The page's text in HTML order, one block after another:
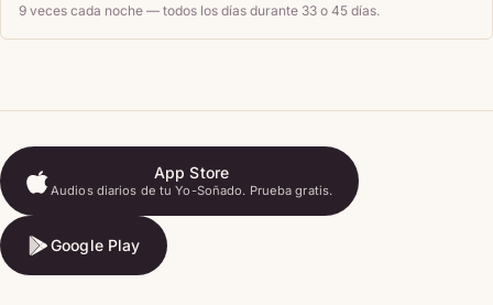
9 veces cada noche — todos los días durante 33 o 45 días.
App Store
Audios diarios de tu Yo-Soñado. Prueba gratis.
App Store
Google Play
Google Play